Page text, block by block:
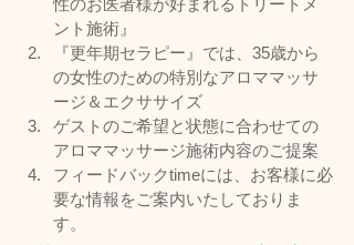
性のお医者様が好まれるトリートメ
ント施術』
『更年期セラピー』では、35歳から
の女性のための特別なアロママッサ
ージ＆エクササイズ
ゲストのご希望と状態に合わせての
アロママッサージ施術内容のご提案
フィードバックtimeには、お客様に必
要な情報をご案内いたしておりま
す。